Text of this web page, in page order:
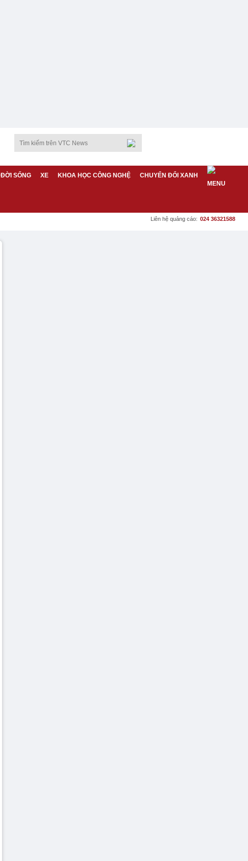
ĐỜI SỐNG XE KHOA HỌC CÔNG NGHỆ CHUYỂN ĐỔI XANH
Liên hệ quảng cáo: 024 36321588